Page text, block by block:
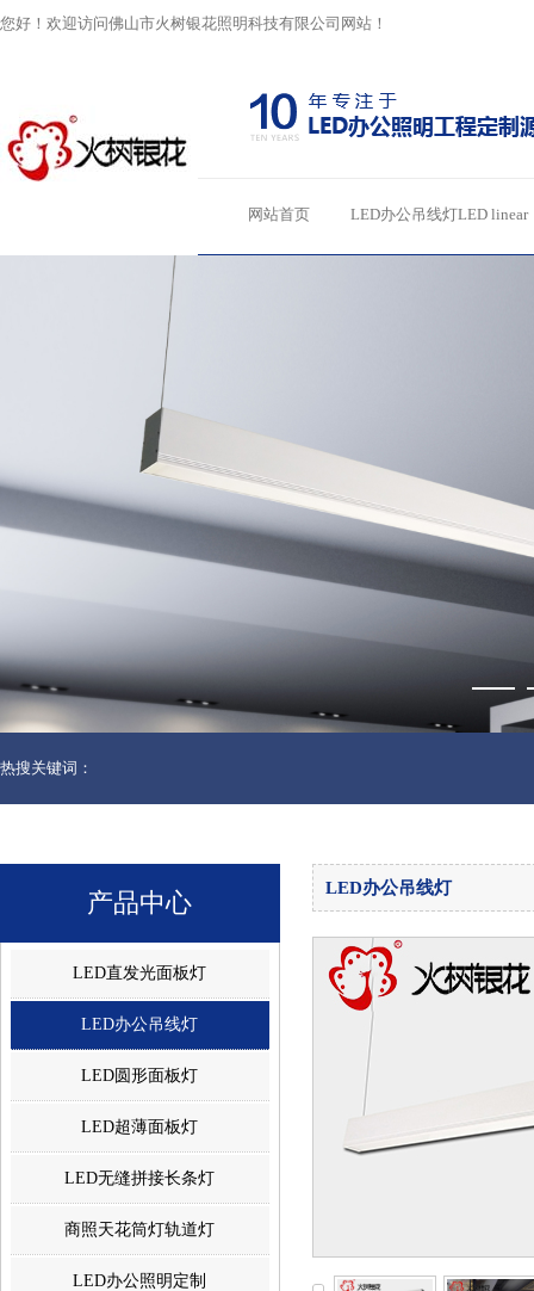
您好！欢迎访问佛山市火树银花照明科技有限公司网站！
网站首页 LED办公吊线灯LED linear
热搜关键词：
产品中心
LED直发光面板灯
LED办公吊线灯
LED圆形面板灯
LED超薄面板灯
LED无缝拼接长条灯
商照天花筒灯轨道灯
LED办公照明定制
LED办公吊线灯